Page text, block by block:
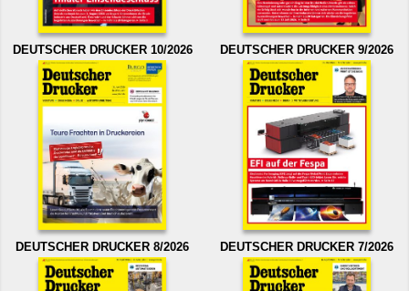
DEUTSCHER DRUCKER 10/2026 DEUTSCHER DRUCKER 9/2026
DEUTSCHER DRUCKER 8/2026 DEUTSCHER DRUCKER 7/2026